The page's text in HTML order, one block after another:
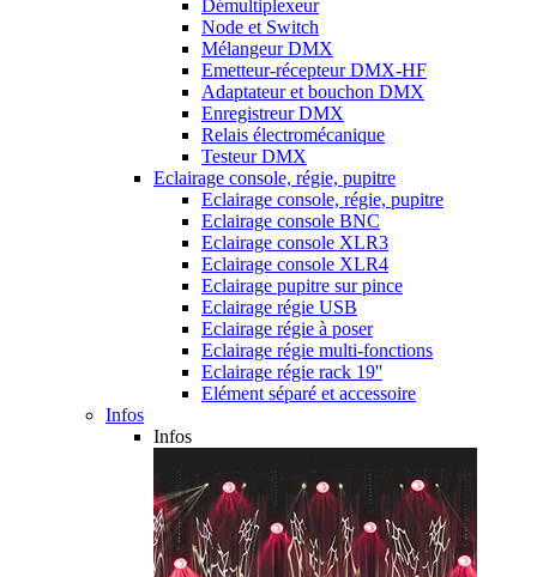
Démultiplexeur
Node et Switch
Mélangeur DMX
Emetteur-récepteur DMX-HF
Adaptateur et bouchon DMX
Enregistreur DMX
Relais électromécanique
Testeur DMX
Eclairage console, régie, pupitre
Eclairage console, régie, pupitre
Eclairage console BNC
Eclairage console XLR3
Eclairage console XLR4
Eclairage pupitre sur pince
Eclairage régie USB
Eclairage régie à poser
Eclairage régie multi-fonctions
Eclairage régie rack 19''
Elément séparé et accessoire
Infos
Infos